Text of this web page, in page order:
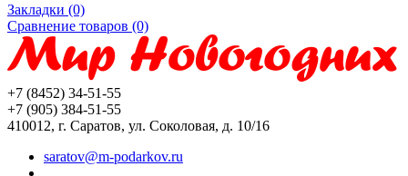
Закладки (0)
Сравнение товаров (0)
+7 (8452) 34-51-55
+7 (905) 384-51-55
410012, г. Саратов, ул. Соколовая, д. 10/16
saratov@m-podarkov.ru